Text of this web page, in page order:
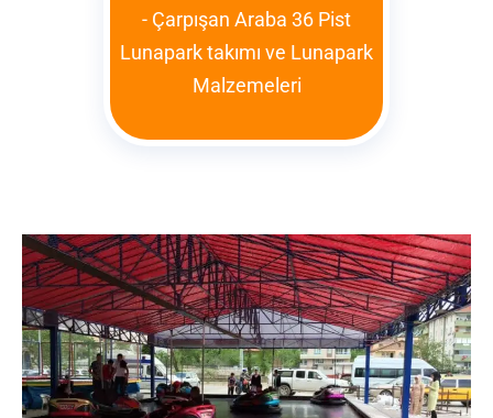
- Çarpışan Araba 36 Pist
Lunapark takımı ve Lunapark
Malzemeleri